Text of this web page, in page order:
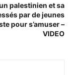
palestinien et sa
par de jeunes
pour s’amuser –
VIDEO